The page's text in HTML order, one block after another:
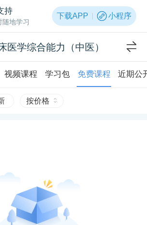
持
随地学习
下载APP 小程序
医学综合能力（中医）
视频课程 学习包 免费课程 近期公
按价格